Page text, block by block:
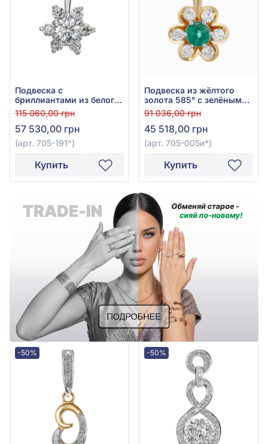
Подвеска с
бриллиантами из белого
золота 585°, бриллиант
0,29ct, арт. 705-191
115 060,00 грн
57 530,00 грн
(арт. 705-191^)
Купить
Подвеска из жёлтого
золота 585° с зелёным
изумрудом 0,27ct и
бриллиантом 0,21ct, арт.
705-005и*
91 036,00 грн
45 518,00 грн
(арт. 705-005и*)
Купить
-50% -50%